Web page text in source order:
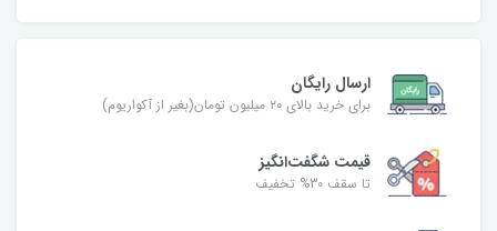
ارسال رایگان
برای خرید بالای ۲۰ میلیون تومان(بغیر از آکواریوم)
قیمت شگفت‌انگیز
تا سقف 30% تخفیف